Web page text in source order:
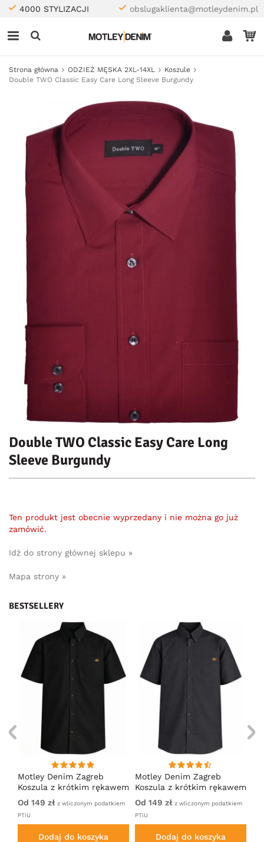
4000 STYLIZACJI obslugaklienta@motleydenim.pl
Strona główna ODZIEŻ MĘSKA 2XL-14XL
Koszule
Double TWO Classic Easy Care Long Sleeve Burgundy
Double TWO Classic Easy Care Long
Sleeve Burgundy
Ten produkt jest obecnie wyprzedany i nie można go już
zamówić.
Idź do strony głównej sklepu »
Mapa strony »
BESTSELLERY
Motley Denim Zagreb
Koszula z krótkim rękawem
Czarny
Od 149 zł z wliczonym podatkiem
PTiU
Dodaj do koszyka
Motley Denim Zagreb
Koszula z krótkim rękawem
Antracytowy
Od 149 zł z wliczonym podatkiem
PTiU
Dodaj do koszyka